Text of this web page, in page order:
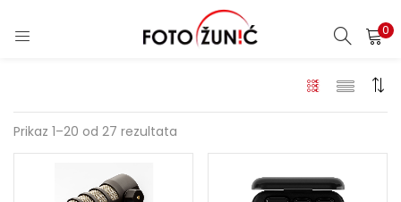
0
Prikaz 1–20 od 27 rezultata